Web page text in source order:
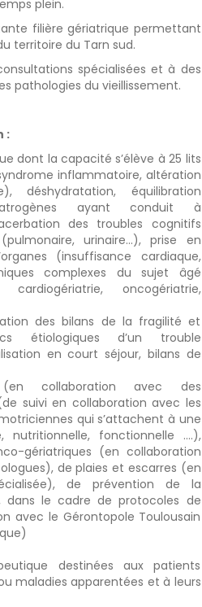
plein.
filière gériatrique permettant
territoire du Tarn sud.
spécialisées et à des
pathologies du vieillissement.
:
dont la capacité s’élève à 25 lits
inflammatoire, altération
équilibration
ayant conduit à
des troubles cognitifs
urinaire…), prise en
(insuffisance cardiaque,
complexes du sujet âgé
cardiogériatrie, oncogériatrie,
des bilans de la fragilité et
étiologiques d’un trouble
en court séjour, bilans de
collaboration avec des
suivi en collaboration avec les
qui s’attachent à une
nutritionnelle, fonctionnelle ….),
gériatriques (en collaboration
de plaies et escarres (en
de prévention de la
dans le cadre de protocoles de
avec le Gérontopole Toulousain
destinées aux patients
maladies apparentées et à leurs